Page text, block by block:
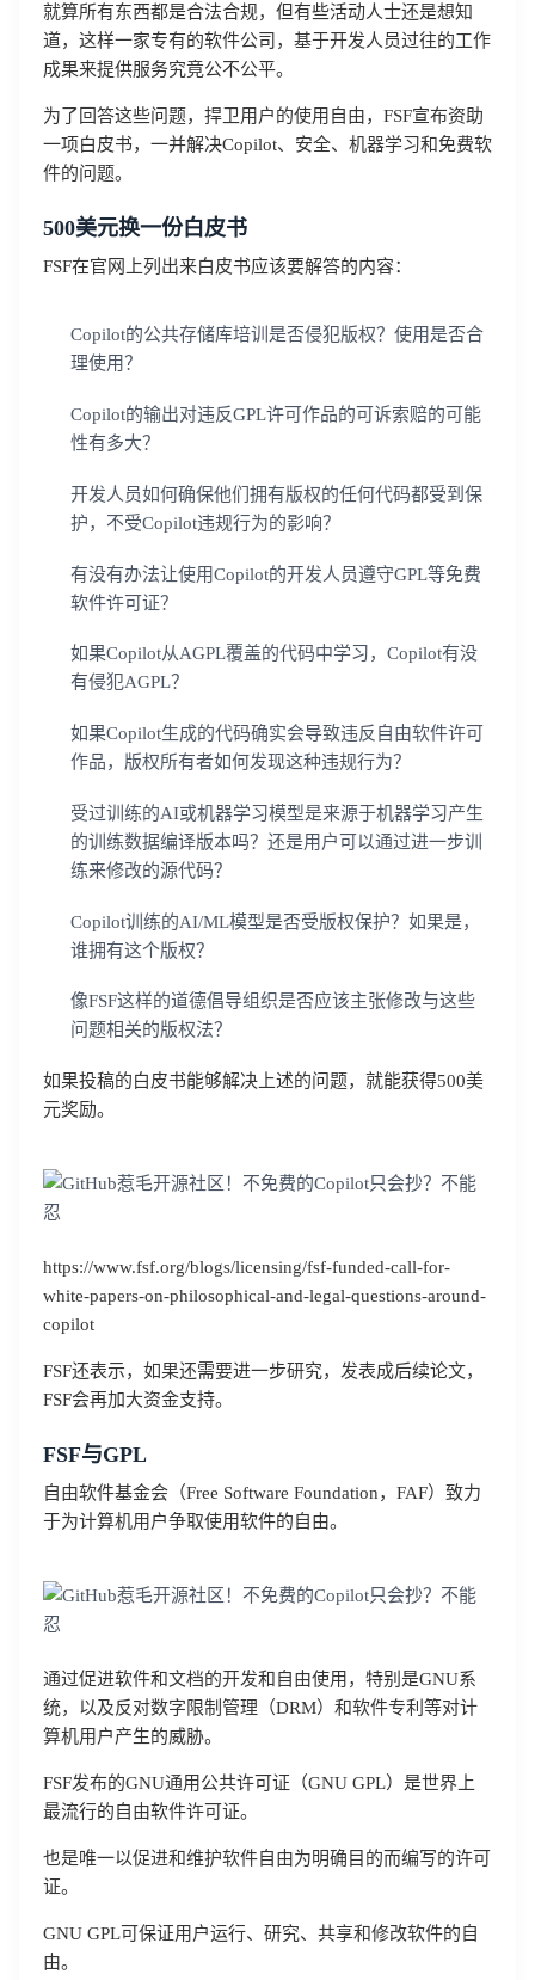
就算所有东西都是合法合规，但有些活动人士还是想知
道，这样一家专有的软件公司，基于开发人员过往的工作
成果来提供服务究竟公不公平。
为了回答这些问题，捍卫用户的使用自由，FSF宣布资助
一项白皮书，一并解决Copilot、安全、机器学习和免费软
件的问题。
500美元换一份白皮书
FSF在官网上列出来白皮书应该要解答的内容：
Copilot的公共存储库培训是否侵犯版权？使用是否合
理使用？
Copilot的输出对违反GPL许可作品的可诉索赔的可能
性有多大？
开发人员如何确保他们拥有版权的任何代码都受到保
护，不受Copilot违规行为的影响？
有没有办法让使用Copilot的开发人员遵守GPL等免费
软件许可证？
如果Copilot从AGPL覆盖的代码中学习，Copilot有没
有侵犯AGPL？
如果Copilot生成的代码确实会导致违反自由软件许可
作品，版权所有者如何发现这种违规行为？
受过训练的AI或机器学习模型是来源于机器学习产生
的训练数据编译版本吗？还是用户可以通过进一步训
练来修改的源代码？
Copilot训练的AI/ML模型是否受版权保护？如果是，
谁拥有这个版权？
像FSF这样的道德倡导组织是否应该主张修改与这些
问题相关的版权法？
如果投稿的白皮书能够解决上述的问题，就能获得500美
元奖励。
https://www.fsf.org/blogs/licensing/fsf-funded-call-for-
white-papers-on-philosophical-and-legal-questions-around-
copilot
FSF还表示，如果还需要进一步研究，发表成后续论文，
FSF会再加大资金支持。
FSF与GPL
自由软件基金会（Free Software Foundation，FAF）致力
于为计算机用户争取使用软件的自由。
通过促进软件和文档的开发和自由使用，特别是GNU系
统，以及反对数字限制管理（DRM）和软件专利等对计
算机用户产生的威胁。
FSF发布的GNU通用公共许可证（GNU GPL）是世界上
最流行的自由软件许可证。
也是唯一以促进和维护软件自由为明确目的而编写的许可
证。
GNU GPL可保证用户运行、研究、共享和修改软件的自
由。